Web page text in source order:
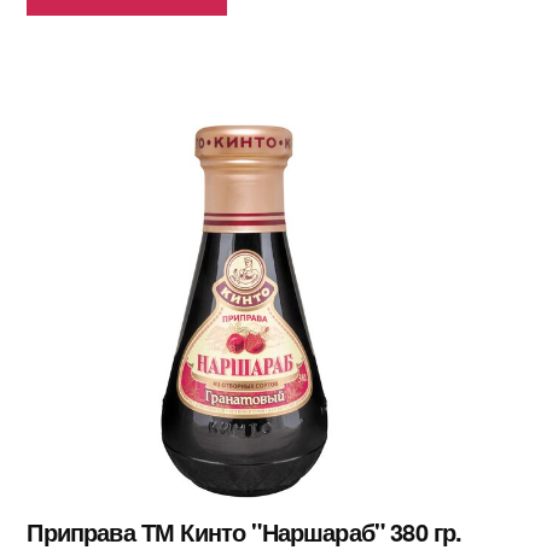
Приправа ТМ Кинто "Наршараб" 380 гр.